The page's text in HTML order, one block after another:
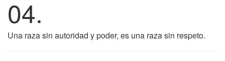
04.
Una raza sin autoridad y poder, es una raza sin respeto.